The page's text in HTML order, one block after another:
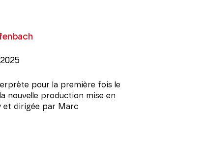
pour la première fois le
nouvelle production mise en
et dirigée par Marc